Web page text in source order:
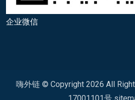
企业微信
嗨外链 © Copyright 2026 All